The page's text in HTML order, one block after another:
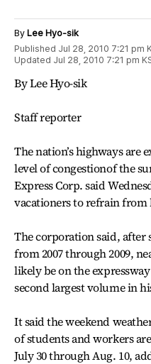
By Lee Hyo-sik
Published Jul 28, 2010 7:21 pm
Updated Jul 28, 2010 7:21 pm
By Lee Hyo-sik
Staff reporter
The nation’s highways are
level of congestionof the
Express Corp. said
vacationers to refrain
The corporation said,
from 2007 through 2009,
likely be on the
second largest volume in
It said the weekend
of students and workers
July 30 through Aug. 10,